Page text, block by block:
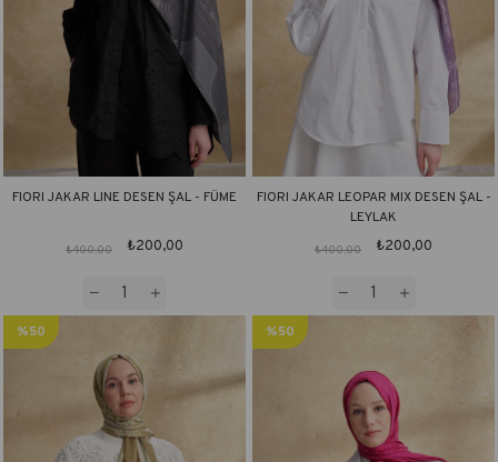
FIORI JAKAR LINE DESEN ŞAL - FÜME
₺200,00
₺400,00
FIORI JAKAR LEOPAR MIX DESEN ŞAL -
LEYLAK
₺200,00
₺400,00
%50
%50